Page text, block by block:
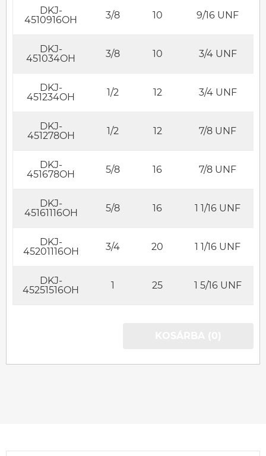
DKJ-
4510916OH
3/8 10 9/16 UNF
DKJ-
451034OH
3/8 10 3/4 UNF
DKJ-
451234OH
1/2 12 3/4 UNF
DKJ-
451278OH
1/2 12 7/8 UNF
DKJ-
451678OH
5/8 16 7/8 UNF
DKJ-
45161116OH
5/8 16 1 1/16 UNF
DKJ-
45201116OH
3/4 20 1 1/16 UNF
DKJ-
45251516OH
1 25 1 5/16 UNF